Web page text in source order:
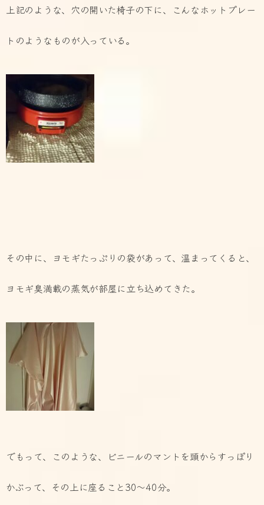
上記のような、穴の開いた椅子の下に、こんなホットプレー
トのようなものが入っている。
その中に、ヨモギたっぷりの袋があって、温まってくると、
ヨモギ臭満載の蒸気が部屋に立ち込めてきた。
でもって、このような、ビニールのマントを頭からすっぽり
かぶって、その上に座ること30～40分。